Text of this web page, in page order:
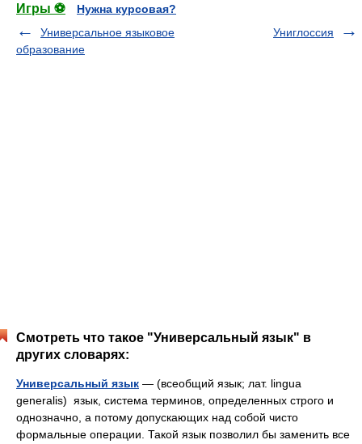
Игры ⚽
Нужна курсовая?
Универсальное языковое
образование
Униглоссия
Смотреть что такое "Универсальный язык" в
других словарях:
Универсальный язык — (всеобщий язык; лат. lingua
generalis) язык, система терминов, определенных строго и
однозначно, а потому допускающих над собой чисто
формальные операции. Такой язык позволил бы заменить все